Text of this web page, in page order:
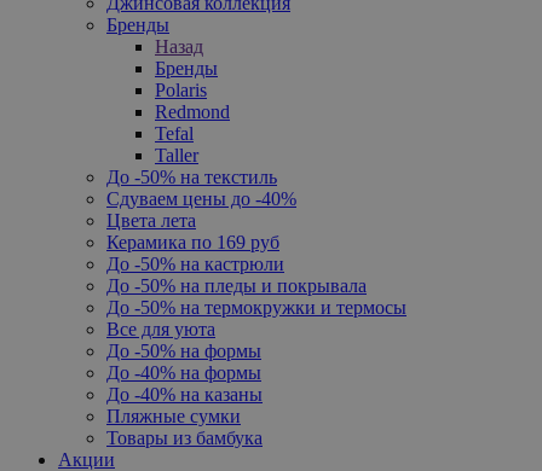
Бренды
Назад
Бренды
Polaris
Redmond
Tefal
Taller
До -50% на текстиль
Сдуваем цены до -40%
Цвета лета
Керамика по 169 руб
До -50% на кастрюли
До -50% на пледы и покрывала
До -50% на термокружки и термосы
Все для уюта
До -50% на формы
До -40% на формы
До -40% на казаны
Пляжные сумки
Товары из бамбука
Акции